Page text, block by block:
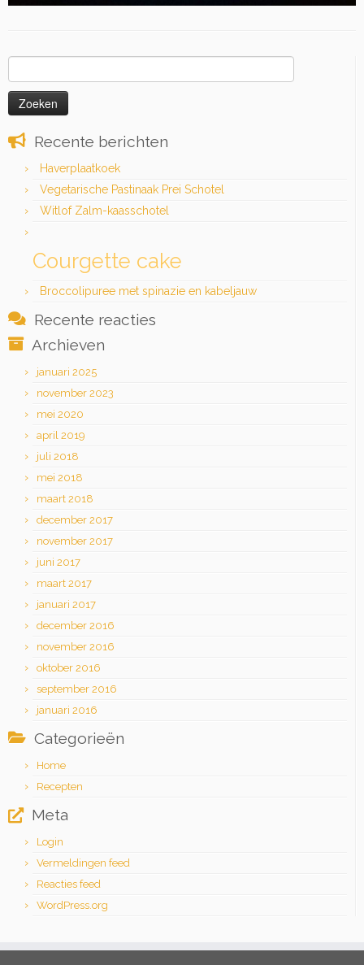
naar:
Recente berichten
Haverplaatkoek
Vegetarische Pastinaak Prei Schotel
Witlof Zalm-kaasschotel
Courgette cake
Broccolipuree met spinazie en kabeljauw
Recente reacties
Archieven
januari 2025
november 2023
mei 2020
april 2019
juli 2018
mei 2018
maart 2018
december 2017
november 2017
juni 2017
maart 2017
januari 2017
december 2016
november 2016
oktober 2016
september 2016
januari 2016
Categorieën
Home
Recepten
Meta
Login
Vermeldingen feed
Reacties feed
WordPress.org